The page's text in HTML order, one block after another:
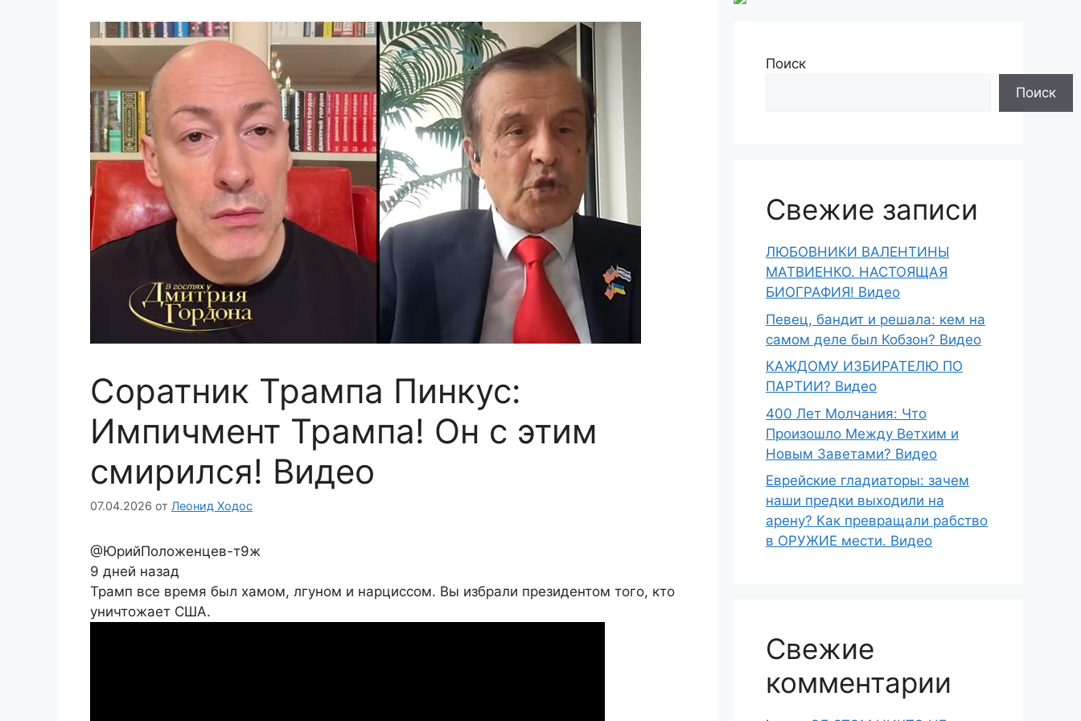
Соратник Трампа Пинкус:
Импичмент Трампа! Он с этим
смирился! Видео
07.04.2026 от Леонид Ходос
@ЮрийПоложенцев-т9ж
9 дней назад
Трамп все время был хамом, лгуном и нарциссом. Вы избрали президентом того, кто
уничтожает США.
Поиск
Поиск
Свежие записи
ЛЮБОВНИКИ ВАЛЕНТИНЫ
МАТВИЕНКО. НАСТОЯЩАЯ
БИОГРАФИЯ! Видео
Певец, бандит и решала: кем на
самом деле был Кобзон? Видео
КАЖДОМУ ИЗБИРАТЕЛЮ ПО
ПАРТИИ? Видео
400 Лет Молчания: Что
Произошло Между Ветхим и
Новым Заветами? Видео
Еврейские гладиаторы: зачем
наши предки выходили на
арену? Как превращали рабство
в ОРУЖИЕ мести. Видео
Свежие
комментарии